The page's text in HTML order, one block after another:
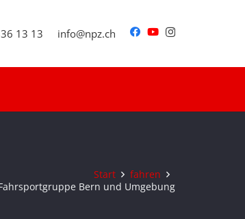
13 13 info@npz.ch
Start
fahren
Bern und Umgebung